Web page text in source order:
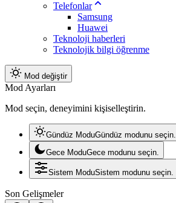
Telefonlar
Samsung
Huawei
Teknoloji haberleri
Teknolojik bilgi öğrenme
Mod değiştir
Mod Ayarları
Mod seçin, deneyimini kişiselleştirin.
Gündüz ModuGündüz modunu seçin.
Gece ModuGece modunu seçin.
Sistem ModuSistem modunu seçin.
Son Gelişmeler